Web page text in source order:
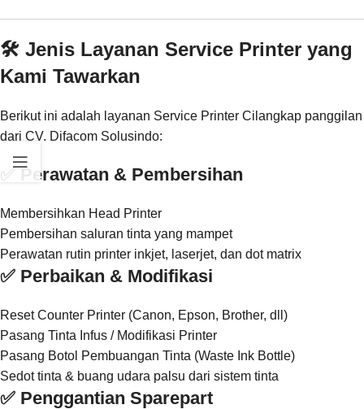
🛠️ Jenis Layanan Service Printer yang
Kami Tawarkan
Berikut ini adalah layanan Service Printer Cilangkap panggilan
dari CV. Difacom Solusindo:
✅ Perawatan & Pembersihan
Membersihkan Head Printer
Pembersihan saluran tinta yang mampet
Perawatan rutin printer inkjet, laserjet, dan dot matrix
✅ Perbaikan & Modifikasi
Reset Counter Printer (Canon, Epson, Brother, dll)
Pasang Tinta Infus / Modifikasi Printer
Pasang Botol Pembuangan Tinta (Waste Ink Bottle)
Sedot tinta & buang udara palsu dari sistem tinta
✅ Penggantian Sparepart